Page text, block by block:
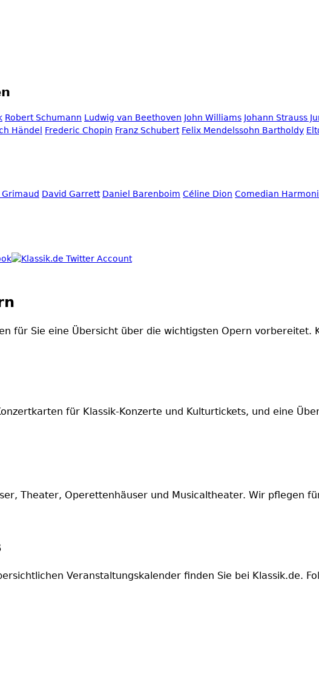
Robert Schumann Ludwig van Beethoven John Williams Johann Strauss
Händel Frederic Chopin Franz Schubert Felix Mendelssohn Bartholdy
David Garrett Daniel Barenboim Céline Dion Comedian
für Sie eine Übersicht über die wichtigsten Opern vorbereitet.
für Klassik-Konzerte und Kulturtickets, und eine
Theater, Operettenhäuser und Musicaltheater. Wir pflegen
Veranstaltungskalender finden Sie bei Klassik.de.